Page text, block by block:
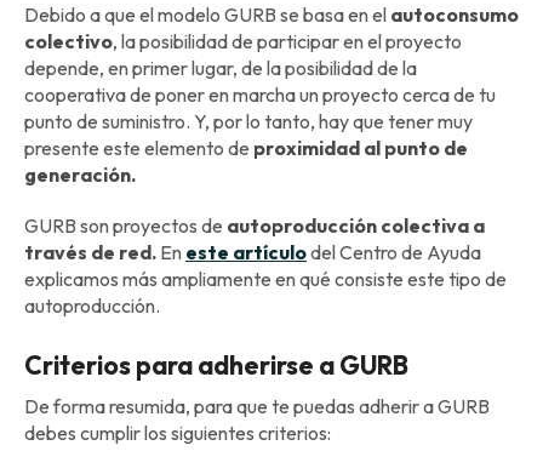
Debido a que el modelo GURB se basa en el autoconsumo
colectivo, la posibilidad de participar en el proyecto
depende, en primer lugar, de la posibilidad de la
cooperativa de poner en marcha un proyecto cerca de tu
punto de suministro. Y, por lo tanto, hay que tener muy
presente este elemento de proximidad al punto de
generación.
GURB son proyectos de autoproducción colectiva a
través de red. En este artículodel Centro de Ayuda
explicamos más ampliamente en qué consiste este tipo de
autoproducción.
Criterios para adherirse a GURB
De forma resumida, para que te puedas adherir a GURB
debes cumplir los siguientes criterios: